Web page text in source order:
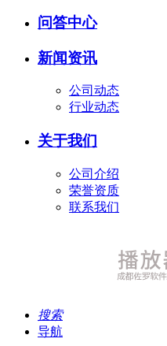
问答中心
新闻资讯
公司动态
行业动态
关于我们
公司介绍
荣誉资质
联系我们
搜索
导航